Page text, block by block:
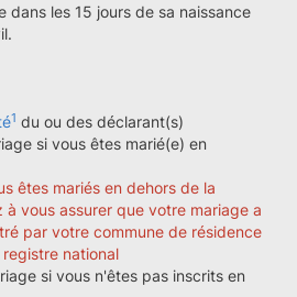
dans les 15 jours de sa naissance
1 du ou des déclarant(s)
si vous êtes marié(e) en
êtes mariés en dehors de la
à vous assurer que votre mariage a
par votre commune de résidence
national
si vous n'êtes pas inscrits en